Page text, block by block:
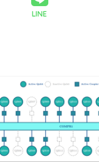
LINE